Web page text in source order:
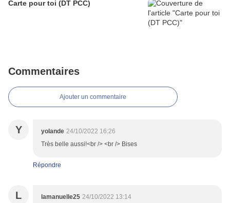
Carte pour toi (DT PCC)
Commentaires
Ajouter un commentaire
Y yolande 24/10/2022 16:26
Très belle aussi!<br /> <br /> Bises
Répondre
L lamanuelle25 24/10/2022 13:14